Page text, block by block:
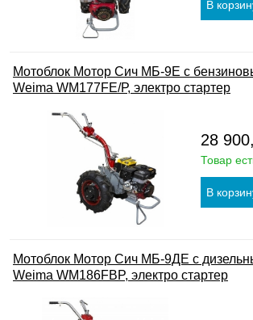
Мотоблок Мотор Сич МБ-9Е с
Weima WM177FЕ/Р, электро стартер
28
Товар
Мотоблок Мотор Сич МБ-9ДЕ с
Weima WM186FBP, электро стартер